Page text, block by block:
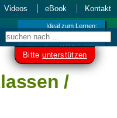
Ideal zum Lernen:
Kurs als Videos
Video-Kurs HTML5, CSS
Videos eBook Kontakt
/
Bitteunterstützen